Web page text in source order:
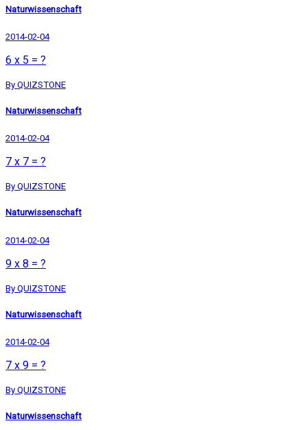
Naturwissenschaft
2014-02-04
6 x 5 = ?
By QUIZSTONE
Naturwissenschaft
2014-02-04
7 x 7 = ?
By QUIZSTONE
Naturwissenschaft
2014-02-04
9 x 8 = ?
By QUIZSTONE
Naturwissenschaft
2014-02-04
7 x 9 = ?
By QUIZSTONE
Naturwissenschaft